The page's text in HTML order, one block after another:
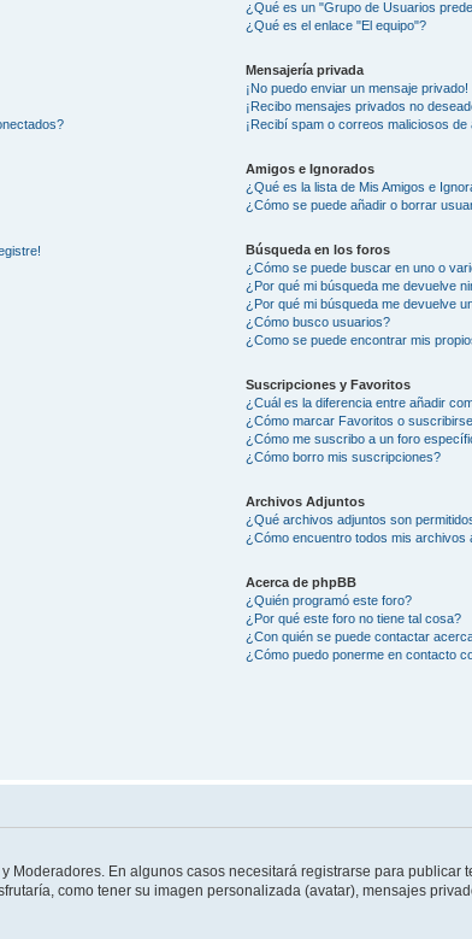
¿Qué es un "Grupo de Usuarios
¿Qué es el enlace "El equipo"?
Mensajería privada
¡No puedo enviar un mensaje privado!
¡Recibo mensajes privados no
¡Recibí spam o correos maliciosos de
Amigos e Ignorados
¿Qué es la lista de Mis Amigos e
¿Cómo se puede añadir o borrar
Búsqueda en los foros
¿Cómo se puede buscar en uno o
¿Por qué mi búsqueda me devuelve
¿Por qué mi búsqueda me devuelve
¿Cómo busco usuarios?
¿Como se puede encontrar mis
Suscripciones y Favoritos
¿Cuál es la diferencia entre añadir
¿Cómo marcar Favoritos o
¿Cómo me suscribo a un foro
¿Cómo borro mis suscripciones?
Archivos Adjuntos
¿Qué archivos adjuntos son
¿Cómo encuentro todos mis archivos
Acerca de phpBB
¿Quién programó este foro?
¿Por qué este foro no tiene tal cosa?
¿Con quién se puede contactar
¿Cómo puedo ponerme en contacto
Moderadores. En algunos casos necesitará registrarse para
como tener su imagen personalizada (avatar), mensajes